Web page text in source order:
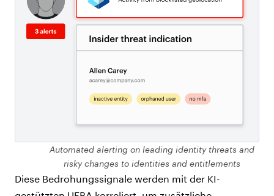
Automated alerting on leading identity threats and
risky changes to identities and entitlements
Diese Bedrohungssignale werden mit der KI-